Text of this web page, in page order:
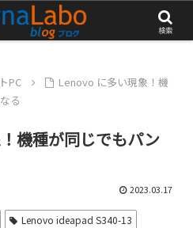
が大きな第一歩
PC
Lenovo に多い現象！機
る
機種が同じでもパン
2023.03.17
Lenovo ideapad S340-13
検索